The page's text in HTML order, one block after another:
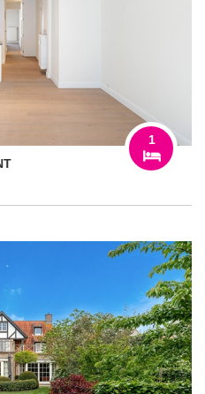
1